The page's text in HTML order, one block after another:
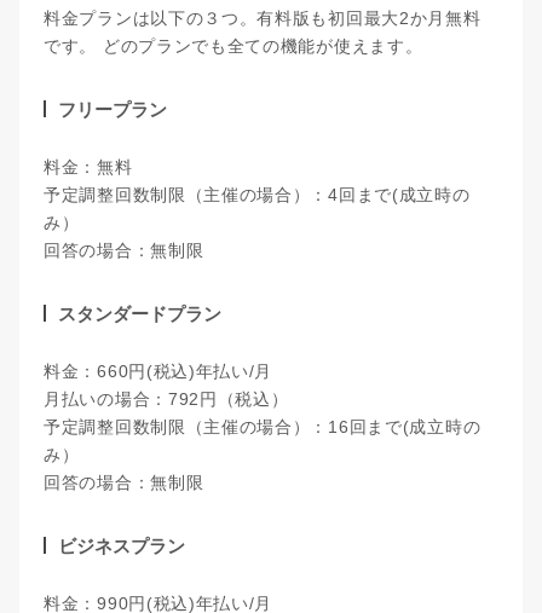
料金プランは以下の３つ。有料版も初回最大2か月無料
です。 どのプランでも全ての機能が使えます。
フリープラン
料金：無料
予定調整回数制限（主催の場合）：4回まで(成立時の
み）
回答の場合：無制限
スタンダードプラン
料金：660円(税込)年払い/月
月払いの場合：792円（税込）
予定調整回数制限（主催の場合）：16回まで(成立時の
み）
回答の場合：無制限
ビジネスプラン
料金：990円(税込)年払い/月